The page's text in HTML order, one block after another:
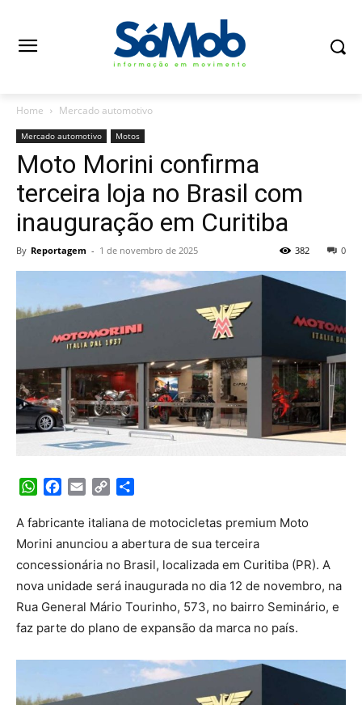
Home Mercado automotivo
Mercado automotivo Motos
Moto Morini confirma
terceira loja no Brasil com
inauguração em Curitiba
By Reportagem - 1 de novembro de 2025 0
382
WhatsApp
Facebook
Email Copy
A fabricante italiana de motocicletas premium Moto
Morini anunciou a abertura de sua terceira
concessionária no Brasil, localizada em Curitiba (PR). A
nova unidade será inaugurada no dia 12 de novembro, na
Rua General Mário Tourinho, 573, no bairro Seminário, e
faz parte do plano de expansão da marca no país.